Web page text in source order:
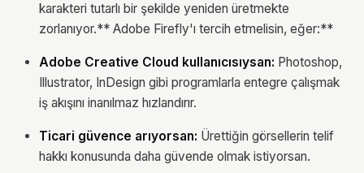
karakteri tutarlı bir şekilde yeniden üretmekte
zorlanıyor.** Adobe Firefly'ı tercih etmelisin, eğer:**
Adobe Creative Cloud kullanıcısıysan: Photoshop,
Illustrator, InDesign gibi programlarla entegre çalışmak
iş akışını inanılmaz hızlandırır.
Ticari güvence arıyorsan: Ürettiğin görsellerin telif
hakkı konusunda daha güvende olmak istiyorsan.